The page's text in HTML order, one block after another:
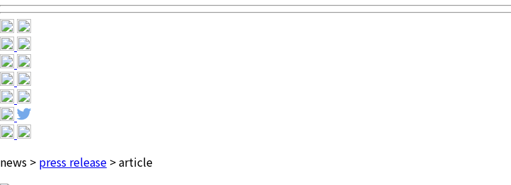
news > press release >article